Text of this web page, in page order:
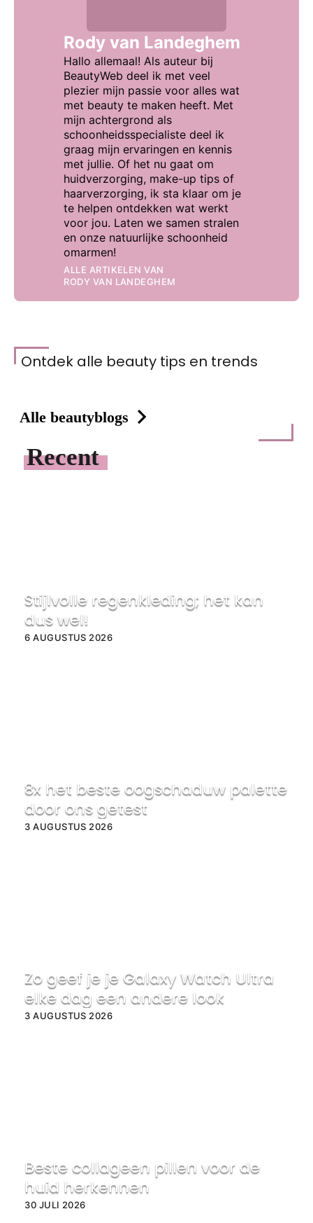
Rody van Landeghem
Hallo allemaal! Als auteur bij
BeautyWeb deel ik met veel
plezier mijn passie voor alles wat
met beauty te maken heeft. Met
mijn achtergrond als
schoonheidsspecialiste deel ik
graag mijn ervaringen en kennis
met jullie. Of het nu gaat om
huidverzorging, make-up tips of
haarverzorging, ik sta klaar om je
te helpen ontdekken wat werkt
voor jou. Laten we samen stralen
en onze natuurlijke schoonheid
omarmen!
ALLE ARTIKELEN VAN
RODY VAN LANDEGHEM
Ontdek alle beauty tips en trends
Alle beautyblogs
Recent
Stijlvolle regenkleding; het kan
dus wel!
6 AUGUSTUS 2026
8x het beste oogschaduw palette
door ons getest
3 AUGUSTUS 2026
Zo geef je je Galaxy Watch Ultra
elke dag een andere look
3 AUGUSTUS 2026
Beste collageen pillen voor de
huid herkennen
30 JULI 2026